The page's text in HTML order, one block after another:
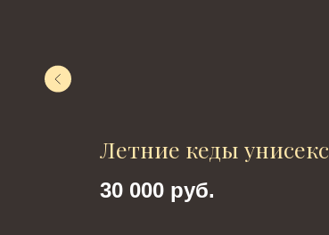
Летние кеды унисекс
30 000 руб.